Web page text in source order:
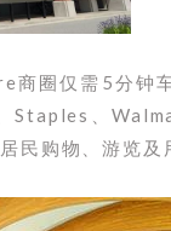
圈仅需5分钟车
Staples、
民购物、游览及